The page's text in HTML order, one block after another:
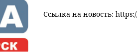
Ссылка на новость: